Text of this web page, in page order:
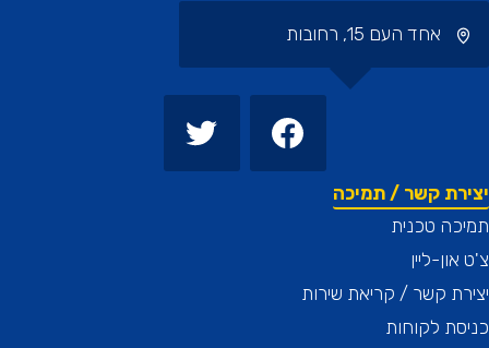
אחד העם 15, רחובות
קשר / תמיכה
טכנית
ליין
קשר / קריאת שירות
לקוחות